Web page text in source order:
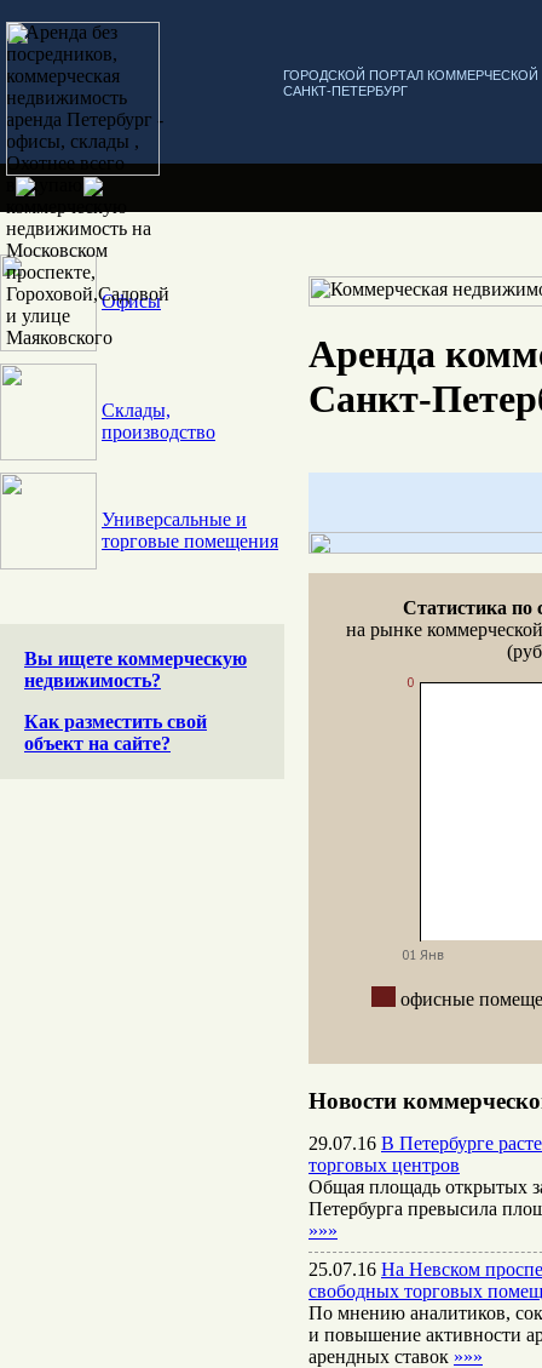
ГОРОДСКОЙ ПОРТАЛ
САНКТ-ПЕТЕРБУРГ
Офисы
Склады,
производство
Универсальные и
торговые помещения
Вы ищете коммерческую
недвижимость?
Как разместить свой
объект на сайте?
Аренда
Санкт-
Статистика по
на рынке
офисные
Новости
29.07.16 В Петербурге
торговых центров
Общая площадь открытых
Петербурга превысила
»»»
25.07.16 На Невском
свободных торговых
По мнению аналитиков,
и повышение активности
арендных ставок »»»